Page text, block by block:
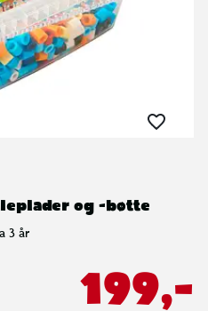
og -bøtte
3 år
199,-